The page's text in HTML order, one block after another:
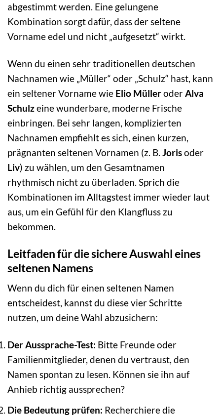
abgestimmt werden. Eine gelungene
Kombination sorgt dafür, dass der seltene
Vorname edel und nicht „aufgesetzt“ wirkt.
Wenn du einen sehr traditionellen deutschen
Nachnamen wie „Müller“ oder „Schulz“ hast, kann
ein seltener Vorname wie Elio MülleroderAlva
Schulzeine wunderbare, moderne Frische
einbringen. Bei sehr langen, komplizierten
Nachnamen empfiehlt es sich, einen kurzen,
prägnanten seltenen Vornamen (z. B. Jorisoder
Liv) zu wählen, um den Gesamtnamen
rhythmisch nicht zu überladen. Sprich die
Kombinationen im Alltagstest immer wieder laut
aus, um ein Gefühl für den Klangfluss zu
bekommen.
Leitfaden für die sichere Auswahl eines
seltenen Namens
Wenn du dich für einen seltenen Namen
entscheidest, kannst du diese vier Schritte
nutzen, um deine Wahl abzusichern:
Der Aussprache-Test: Bitte Freunde oder
Familienmitglieder, denen du vertraust, den
Namen spontan zu lesen. Können sie ihn auf
Anhieb richtig aussprechen?
Die Bedeutung prüfen: Recherchiere die